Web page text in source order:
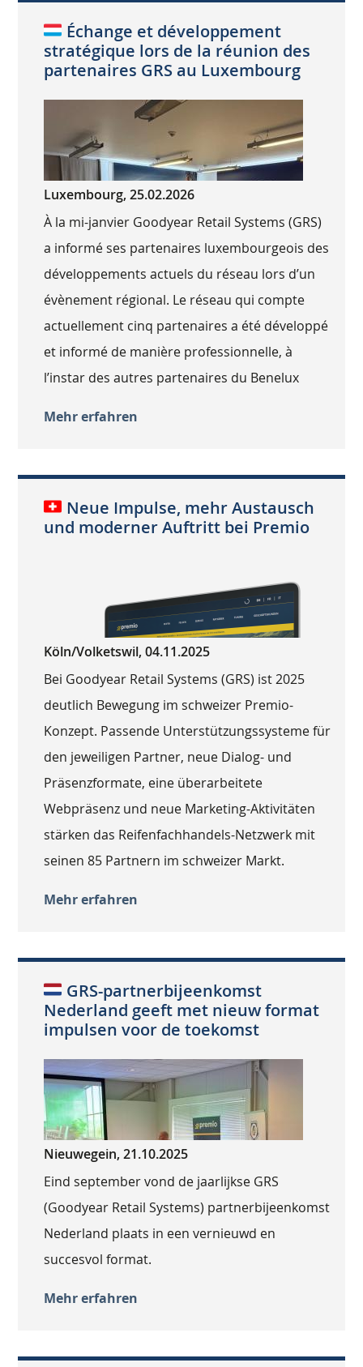
Échange et développement
stratégique lors de la réunion des
partenaires GRS au Luxembourg
Luxembourg, 25.02.2026
À la mi-janvier Goodyear Retail Systems (GRS)
a informé ses partenaires luxembourgeois des
développements actuels du réseau lors d’un
évènement régional. Le réseau qui compte
actuellement cinq partenaires a été développé
et informé de manière professionnelle, à
l’instar des autres partenaires du Benelux
Mehr erfahren
Neue Impulse, mehr Austausch
und moderner Auftritt bei Premio
Köln/Volketswil, 04.11.2025
Bei Goodyear Retail Systems (GRS) ist 2025
deutlich Bewegung im schweizer Premio-
Konzept. Passende Unterstützungssysteme für
den jeweiligen Partner, neue Dialog- und
Präsenzformate, eine überarbeitete
Webpräsenz und neue Marketing-Aktivitäten
stärken das Reifenfachhandels-Netzwerk mit
seinen 85 Partnern im schweizer Markt.
Mehr erfahren
GRS-partnerbijeenkomst
Nederland geeft met nieuw format
impulsen voor de toekomst
Nieuwegein, 21.10.2025
Eind september vond de jaarlijkse GRS
(Goodyear Retail Systems) partnerbijeenkomst
Nederland plaats in een vernieuwd en
succesvol format.
Mehr erfahren